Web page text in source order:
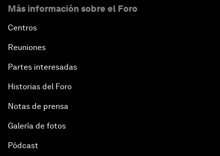
Más información sobre el Foro
Centros
Reuniones
Partes interesadas
Historias del Foro
Notas de prensa
Galería de fotos
Pódcast